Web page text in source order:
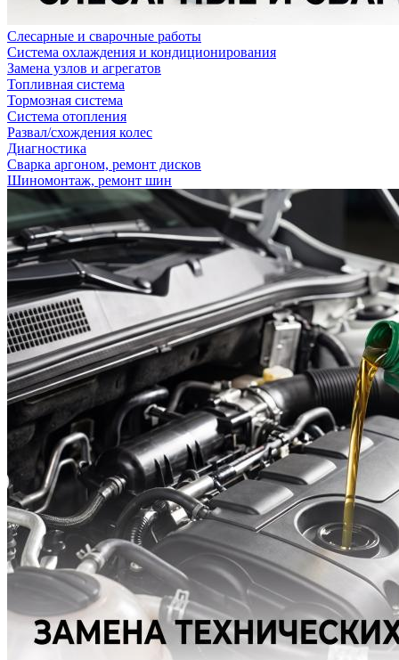
Слесарные и сварочные работы
Система охлаждения и кондиционирования
Замена узлов и агрегатов
Топливная система
Тормозная система
Система отопления
Развал/схождения колес
Диагностика
Сварка аргоном, ремонт дисков
Шиномонтаж, ремонт шин